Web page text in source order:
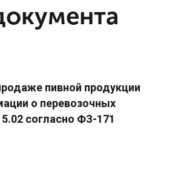
пивной продукции
о перевозочных
согласно ФЗ-171